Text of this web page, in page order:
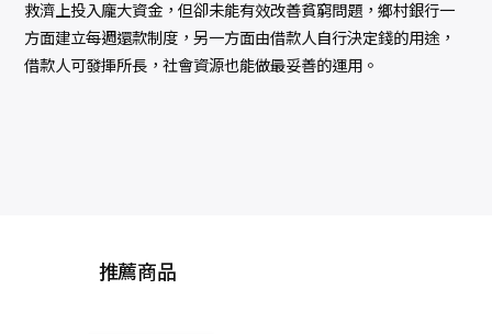
救濟上投入龐大資金，但卻未能有效改善貧窮問題，鄉村銀行一
方面建立每週還款制度，另一方面由借款人自行決定錢的用途，
借款人可發揮所長，社會資源也能做最妥善的運用。
推薦商品